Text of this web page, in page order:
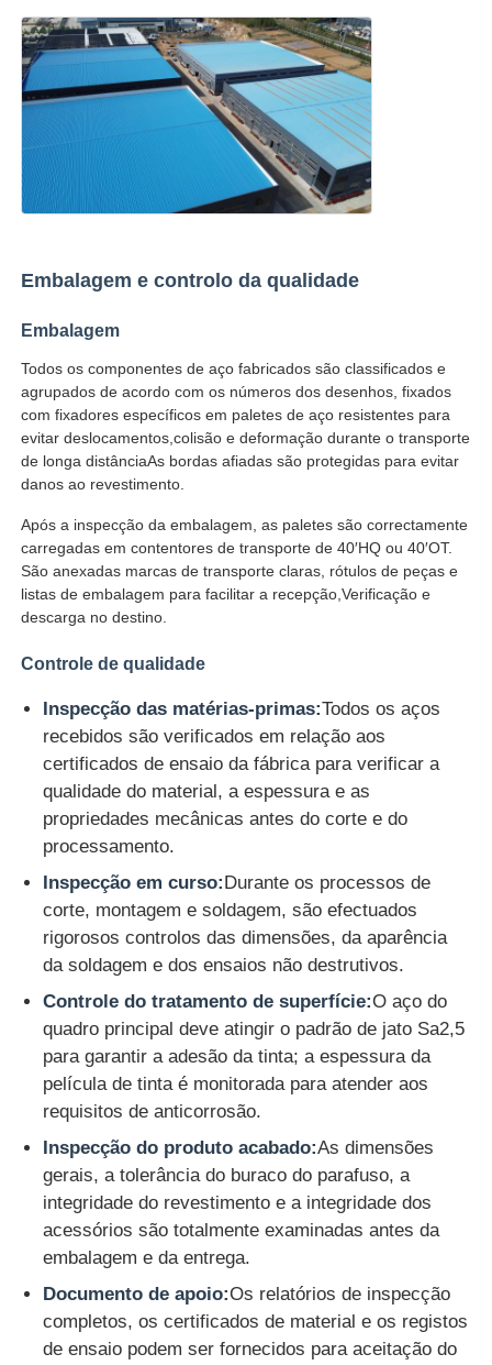
Embalagem e controlo da qualidade
Embalagem
Todos os componentes de aço fabricados são classificados e
agrupados de acordo com os números dos desenhos, fixados
com fixadores específicos em paletes de aço resistentes para
evitar deslocamentos,colisão e deformação durante o transporte
de longa distânciaAs bordas afiadas são protegidas para evitar
danos ao revestimento.
Após a inspecção da embalagem, as paletes são correctamente
carregadas em contentores de transporte de 40′HQ ou 40′OT.
São anexadas marcas de transporte claras, rótulos de peças e
listas de embalagem para facilitar a recepção,Verificação e
descarga no destino.
Controle de qualidade
Inspecção das matérias-primas:Todos os aços
recebidos são verificados em relação aos
certificados de ensaio da fábrica para verificar a
qualidade do material, a espessura e as
propriedades mecânicas antes do corte e do
processamento.
Inspecção em curso: Durante os processos de
corte, montagem e soldagem, são efectuados
rigorosos controlos das dimensões, da aparência
da soldagem e dos ensaios não destrutivos.
Controle do tratamento de superfície:O aço do
quadro principal deve atingir o padrão de jato Sa2,5
para garantir a adesão da tinta; a espessura da
película de tinta é monitorada para atender aos
requisitos de anticorrosão.
Inspecção do produto acabado:As dimensões
gerais, a tolerância do buraco do parafuso, a
integridade do revestimento e a integridade dos
acessórios são totalmente examinadas antes da
embalagem e da entrega.
Documento de apoio:Os relatórios de inspecção
completos, os certificados de material e os registos
de ensaio podem ser fornecidos para aceitação do